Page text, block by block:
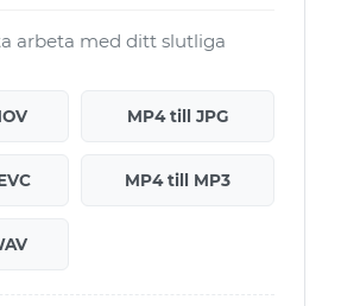
arbeta med ditt slutliga
MP4 till JPG
MP4 till MP3